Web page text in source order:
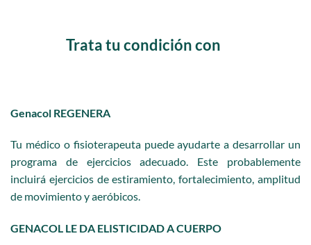
Trata tu condición con
Genacol REGENERA
Tu médico o fisioterapeuta puede ayudarte a desarrollar un
programa de ejercicios adecuado. Este probablemente
incluirá ejercicios de estiramiento, fortalecimiento, amplitud
de movimiento y aeróbicos.
GENACOL LE DA ELISTICIDAD A CUERPO